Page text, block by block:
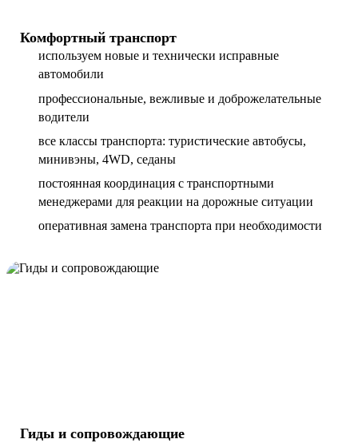
Комфортный транспорт
используем новые и технически исправные
автомобили
профессиональные, вежливые и доброжелательные
водители
все классы транспорта: туристические автобусы,
минивэны, 4WD, седаны
постоянная координация с транспортными
менеджерами для реакции на дорожные ситуации
оперативная замена транспорта при необходимости
Гиды и сопровождающие